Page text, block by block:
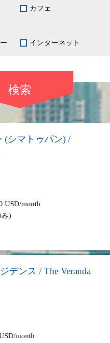
カフェ
インターネット
(シマトゥパン) /
USD/month
)
デンス / The Veranda
month